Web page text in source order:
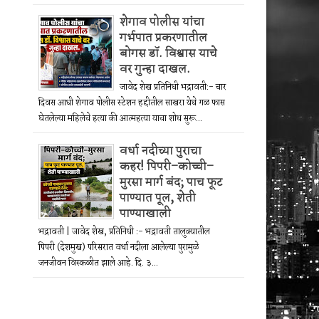
शेगाव पोलीस यांचा
गर्भपात प्रकरणातील
बोगस डॉ. विश्वास याचे
वर गुन्हा दाखल.
जावेद शेख प्रतिनिधी भद्रावती:- चार
दिवस आधी शेगाव पोलीस स्टेशन हद्दीतील साखरा येथे गळ फास
घेतलेल्या महिलेचे हत्या की आत्महत्या याचा शोध सुरू...
वर्धा नदीच्या पुराचा
कहर! पिपरी–कोच्ची–
मुरसा मार्ग बंद; पाच फूट
पाण्यात पूल, शेती
पाण्याखाली
भद्रावती | जावेद शेख, प्रतिनिधी :- भद्रावती तालुक्यातील
पिपरी (देशमुख) परिसरात वर्धा नदीला आलेल्या पुरामुळे
जनजीवन विस्कळीत झाले आहे. दि. ३...